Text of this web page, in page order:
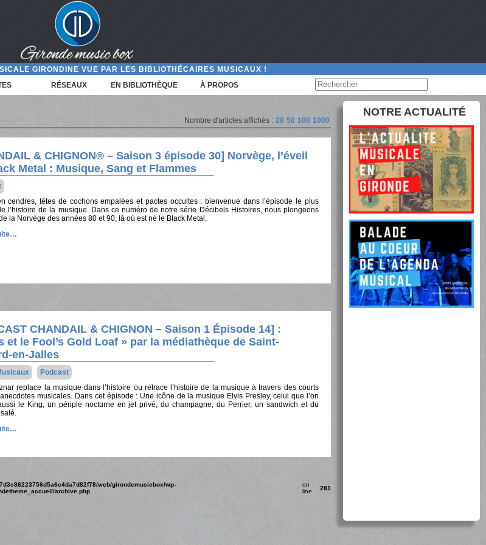
GIRONDINE VUE PAR LES BIBLIOTHÉCAIRES MUSICAUX !
RÉSEAUX EN BIBLIOTHÈQUE À PROPOS
Nombre d'articles affichés : 20 50 100 1000
& CHIGNON® – Saison 3 épisode 30] Norvège, l’éveil
Metal : Musique, Sang et Flammes
cendres, têtes de cochons empalées et pactes occultes : bienvenue dans l’épisode le plus
l’histoire de la musique. Dans ce numéro de notre série Décibels Histoires, nous plongeons
la Norvège des années 80 et 90, là où est né le Black Metal.
CHANDAIL & CHIGNON – Saison 1 Épisode 14] :
et le Fool’s Gold Loaf » par la médiathèque de Saint-
en-Jalles
Podcast
replace la musique dans l’histoire ou retrace l’histoire de la musique à travers des courts
musicales. Dans cet épisode : Une icône de la musique Elvis Presley, celui que l’on
le King, un périple nocturne en jet privé, du champagne, du Perrier, un sandwich et du
web/girondemusicbox/wp-
archive.php
on
line
281
NOTRE ACTUALITÉ